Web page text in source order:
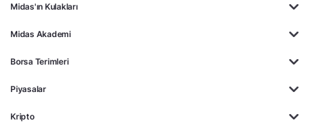
Midas'ın Kulakları
Midas Akademi
Borsa Terimleri
Piyasalar
Kripto